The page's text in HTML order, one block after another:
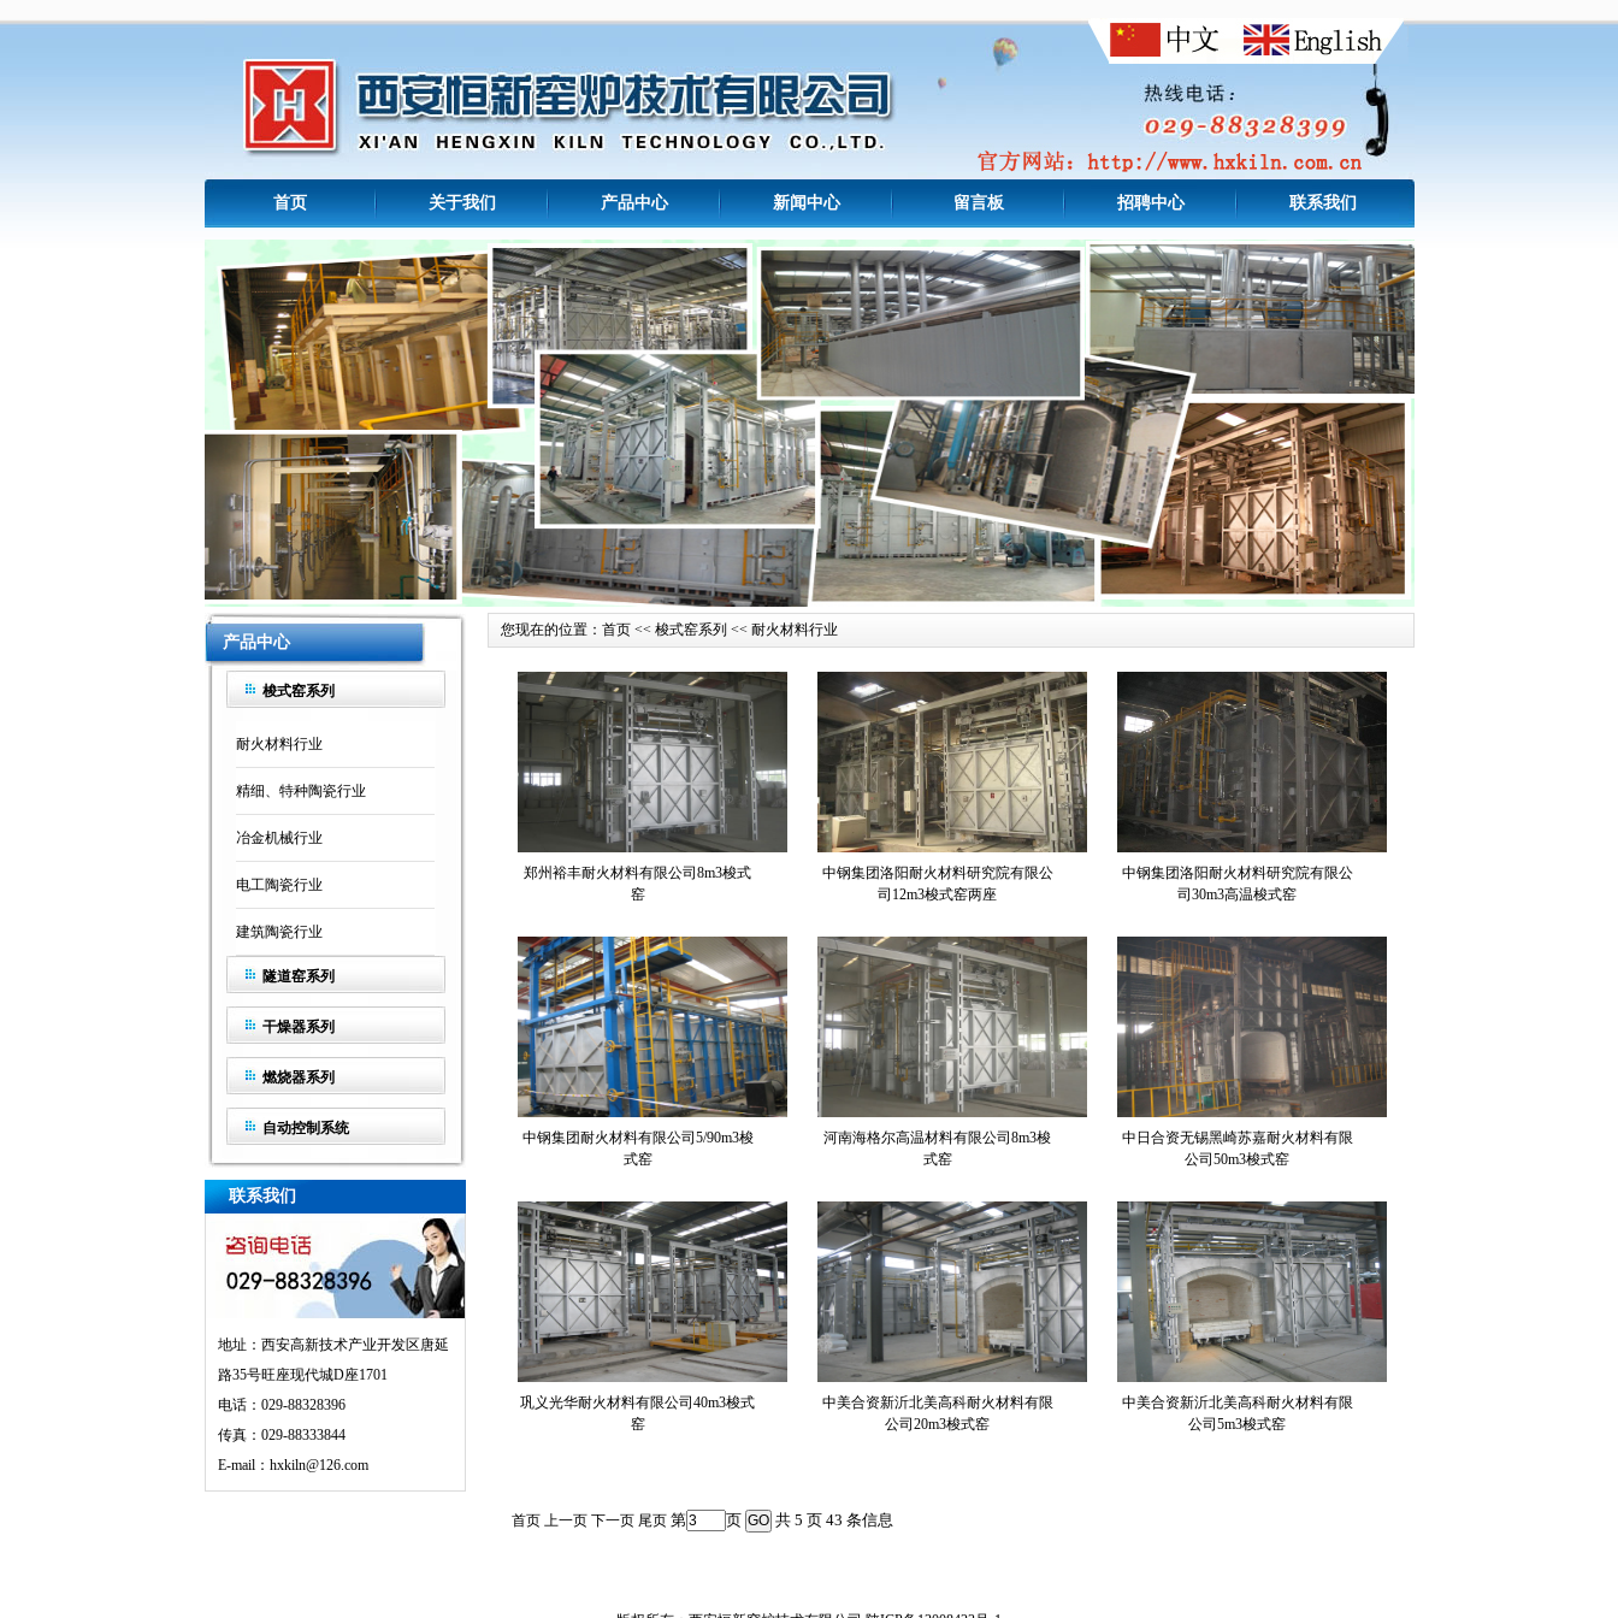
首页 关于我们 产品中心 新闻中心 留言板 招聘中心 联系我们
产品中心
梭式窑系列
耐火材料行业
精细、特种陶瓷行业
冶金机械行业
电工陶瓷行业
建筑陶瓷行业
隧道窑系列
干燥器系列
燃烧器系列
自动控制系统
联系我们
地址：西安高新技术产业开发区唐延
路35号旺座现代城D座1701
电话：029-88328396
传真：029-88333844
E-mail：hxkiln@126.com
您现在的位置：首页 << 梭式窑系列 << 耐火材料行业
郑州裕丰耐火材料有限公司8m3梭式
窑
中钢集团洛阳耐火材料研究院有限公
司12m3梭式窑两座
中钢集团洛阳耐火材料研究院有限公
司30m3高温梭式窑
中钢集团耐火材料有限公司5/90m3梭
式窑
河南海格尔高温材料有限公司8m3梭
式窑
中日合资无锡黑崎苏嘉耐火材料有限
公司50m3梭式窑
巩义光华耐火材料有限公司40m3梭式
窑
中美合资新沂北美高科耐火材料有限
公司20m3梭式窑
中美合资新沂北美高科耐火材料有限
公司5m3梭式窑
首页 上一页 下一页 尾页第 页 共 5 页 43 条信息